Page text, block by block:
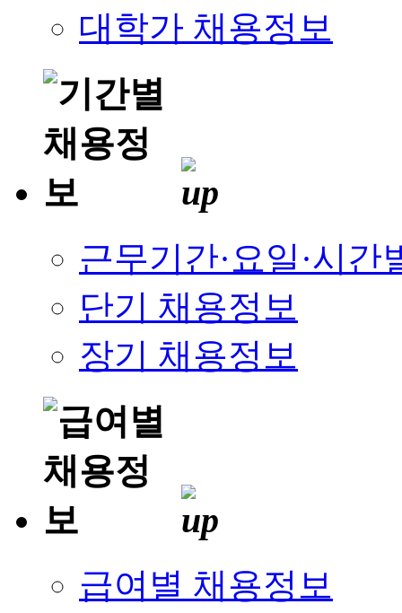
대학가 채용정보
근무기간·요일·시간
단기 채용정보
장기 채용정보
급여별 채용정보